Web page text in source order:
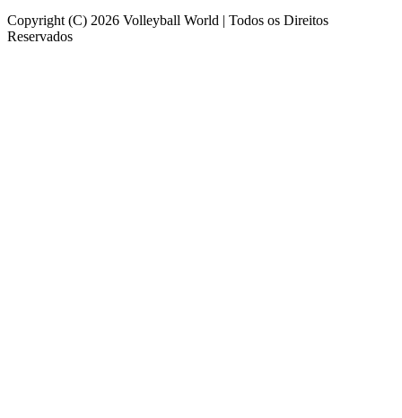
Copyright (C) 2026 Volleyball World | Todos os Direitos
Reservados